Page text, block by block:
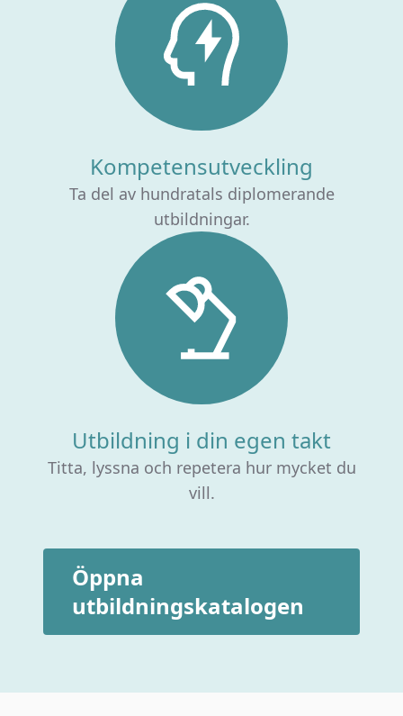
Kompetensutveckling
Ta del av hundratals diplomerande
utbildningar.
Utbildning i din egen takt
Titta, lyssna och repetera hur mycket du
vill.
Öppna
utbildningskatalogen